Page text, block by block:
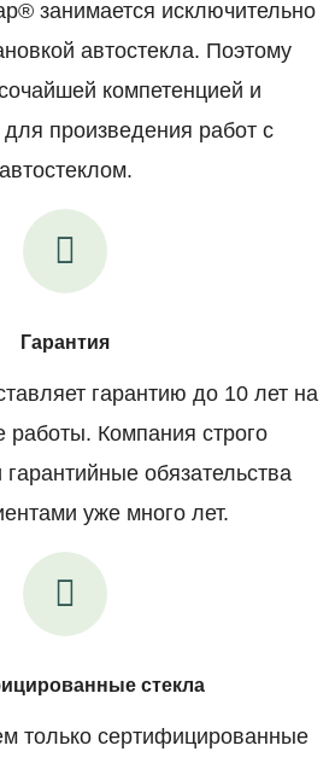
занимается исключительно
автостекла. Поэтому
компетенцией и
произведения работ с
автостеклом.
Гарантия
гарантию до 10 лет на
Компания строго
обязательства
уже много лет.
стекла
только сертифицированные